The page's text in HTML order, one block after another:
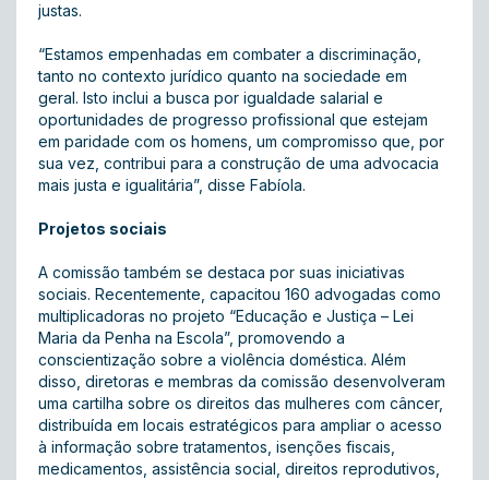
justas.
“Estamos empenhadas em combater a discriminação,
tanto no contexto jurídico quanto na sociedade em
geral. Isto inclui a busca por igualdade salarial e
oportunidades de progresso profissional que estejam
em paridade com os homens, um compromisso que, por
sua vez, contribui para a construção de uma advocacia
mais justa e igualitária”, disse Fabíola.
Projetos sociais
A comissão também se destaca por suas iniciativas
sociais. Recentemente, capacitou 160 advogadas como
multiplicadoras no projeto “Educação e Justiça – Lei
Maria da Penha na Escola”, promovendo a
conscientização sobre a violência doméstica. Além
disso, diretoras e membras da comissão desenvolveram
uma cartilha sobre os direitos das mulheres com câncer,
distribuída em locais estratégicos para ampliar o acesso
à informação sobre tratamentos, isenções fiscais,
medicamentos, assistência social, direitos reprodutivos,